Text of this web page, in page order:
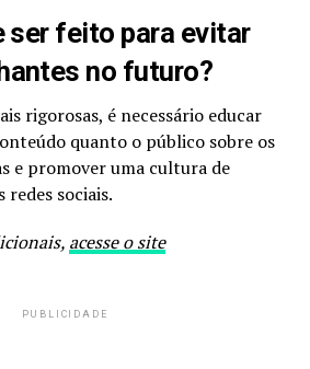
ser feito para evitar
no futuro?
rigorosas, é necessário educar
quanto o público sobre os
e promover uma cultura de
redes sociais.
acesse o site
PUBLICIDADE